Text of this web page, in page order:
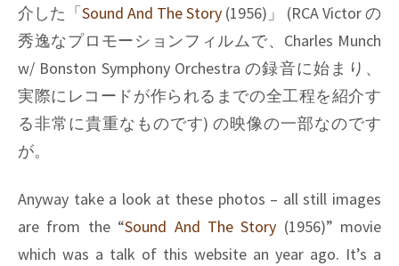
介した「Sound And The Story (1956) 」 (RCA Victorの
秀逸なプロモーションフィルムで、 Charles Munch
w/ Bonston Symphony Orchestra の録音に始まり、
実際にレコードが作られるまでの全工程を紹介す
る非常に貴重なものです) の映像の一部なのです
が。
Anyway take a look at these photos – all still images
are from the “Sound And The Story (1956)” movie
which was a talk of this website an year ago. It’s a